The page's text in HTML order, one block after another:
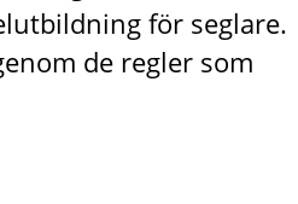
för seglare.
de regler som